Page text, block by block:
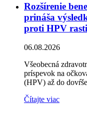
Rozšírenie
prináša
proti HPV
06.08.2026
Všeobecná
príspevok na
(HPV) až do
Čítajte viac